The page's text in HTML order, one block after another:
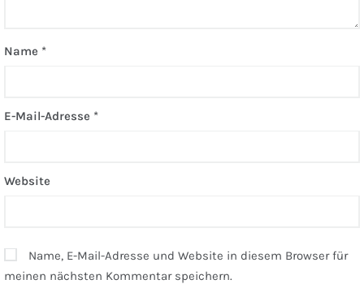
Name *
E-Mail-Adresse *
Website
Name, E-Mail-Adresse und Website in diesem Browser für
meinen nächsten Kommentar speichern.